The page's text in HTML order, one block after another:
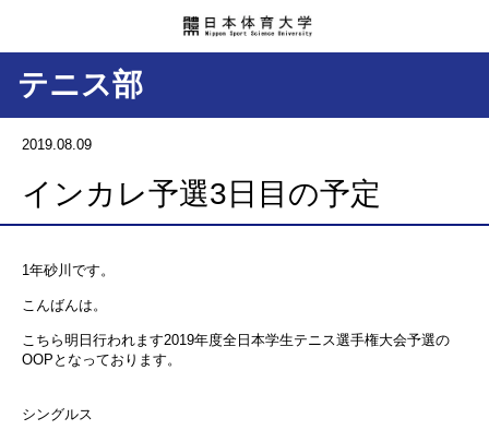
テニス部
2019.08.09
インカレ予選3日目の予定
1年砂川です。
こんばんは。
こちら明日行われます2019年度全日本学生テニス選手権大会予選の
OOPとなっております。
シングルス